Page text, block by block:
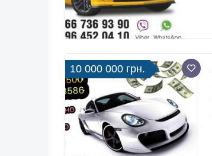
10 000 000 грн.